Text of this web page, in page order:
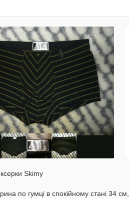
Skimy
по гумці в спокійному стані 34